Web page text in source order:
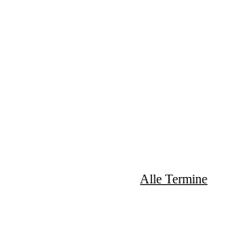
Alle Termine